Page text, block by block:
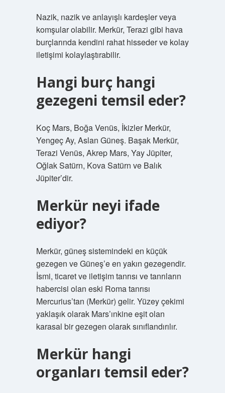
Nazik, nazik ve anlayışlı kardeşler veya
komşular olabilir. Merkür, Terazi gibi hava
burçlarında kendini rahat hisseder ve kolay
iletişimi kolaylaştırabilir.
Hangi burç hangi
gezegeni temsil eder?
Koç Mars, Boğa Venüs, İkizler Merkür,
Yengeç Ay, Aslan Güneş. Başak Merkür,
Terazi Venüs, Akrep Mars, Yay Jüpiter,
Oğlak Satürn, Kova Satürn ve Balık
Jüpiter’dir.
Merkür neyi ifade
ediyor?
Merkür, güneş sistemindeki en küçük
gezegen ve Güneş’e en yakın gezegendir.
İsmi, ticaret ve iletişim tanrısı ve tanrıların
habercisi olan eski Roma tanrısı
Mercurius’tan (Merkür) gelir. Yüzey çekimi
yaklaşık olarak Mars’ınkine eşit olan
karasal bir gezegen olarak sınıflandırılır.
Merkür hangi
organları temsil eder?